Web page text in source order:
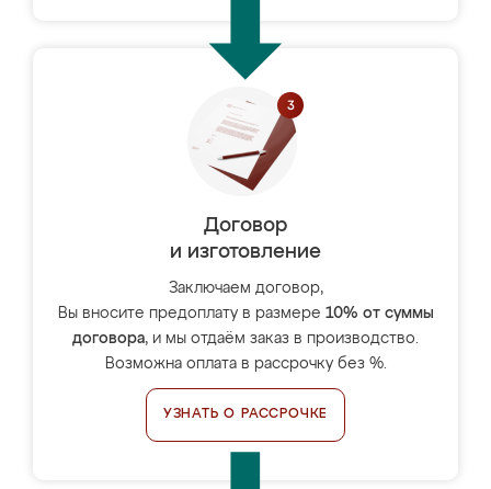
Договор
и изготовление
Заключаем договор,
Вы вносите предоплату в размере 10% от суммы
договора, и мы отдаём заказ в производство.
Возможна оплата в рассрочку без %.
УЗНАТЬ О РАССРОЧКЕ